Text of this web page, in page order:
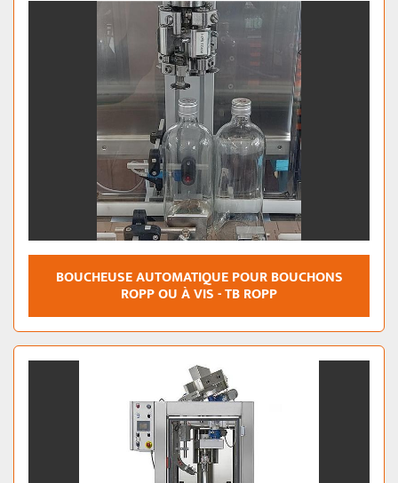
BOUCHEUSE AUTOMATIQUE POUR BOUCHONS
ROPP OU À VIS - TB ROPP